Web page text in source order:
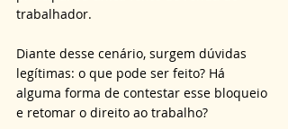
trabalhador.
Diante desse cenário, surgem dúvidas
legítimas: o que pode ser feito? Há
alguma forma de contestar esse bloqueio
e retomar o direito ao trabalho?